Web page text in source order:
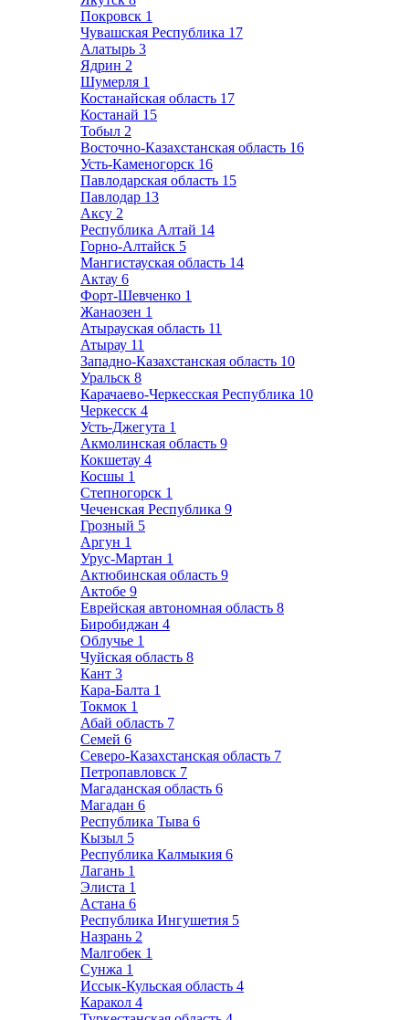
Покровск 1
Чувашская Республика 17
Алатырь 3
Ядрин 2
Шумерля 1
Костанайская область 17
Костанай 15
Тобыл 2
Восточно-Казахстанская область 16
Усть-Каменогорск 16
Павлодарская область 15
Павлодар 13
Аксу 2
Республика Алтай 14
Горно-Алтайск 5
Мангистауская область 14
Актау 6
Форт-Шевченко 1
Жанаозен 1
Атырауская область 11
Атырау 11
Западно-Казахстанская область 10
Уральск 8
Карачаево-Черкесская Республика 10
Черкесск 4
Усть-Джегута 1
Акмолинская область 9
Кокшетау 4
Косшы 1
Степногорск 1
Чеченская Республика 9
Грозный 5
Аргун 1
Урус-Мартан 1
Актюбинская область 9
Актобе 9
Еврейская автономная область 8
Биробиджан 4
Облучье 1
Чуйская область 8
Кант 3
Кара-Балта 1
Токмок 1
Абай область 7
Семей 6
Северо-Казахстанская область 7
Петропавловск 7
Магаданская область 6
Магадан 6
Республика Тыва 6
Кызыл 5
Республика Калмыкия 6
Лагань 1
Элиста 1
Астана 6
Республика Ингушетия 5
Назрань 2
Малгобек 1
Сунжа 1
Иссык-Кульская область 4
Каракол 4